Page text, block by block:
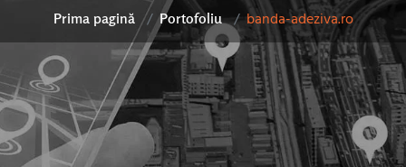
Prima pagină Portofoliu banda-adeziva.ro